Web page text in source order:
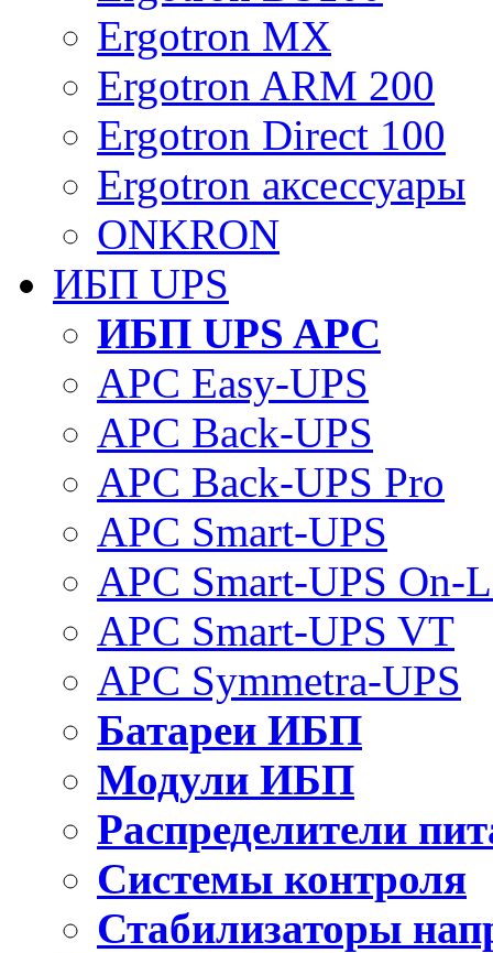
Ergotron MX
Ergotron ARM 200
Ergotron Direct 100
Ergotron аксессуары
ONKRON
ИБП UPS
ИБП UPS APC
APC Easy-UPS
APC Back-UPS
APC Back-UPS Pro
APC Smart-UPS
APC Smart-UPS On-
APC Smart-UPS VT
APC Symmetra-UPS
Батареи ИБП
Модули ИБП
Распределители
Системы контроля
Стабилизаторы